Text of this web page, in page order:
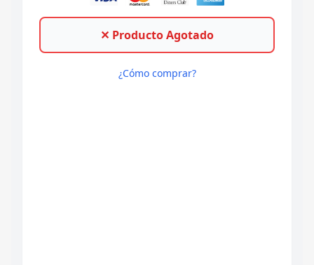
✕ Producto Agotado
¿Cómo comprar?